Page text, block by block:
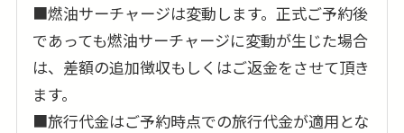
■燃油サーチャージは変動します。正式ご予約後
であっても燃油サーチャージに変動が生じた場合
は、差額の追加徴収もしくはご返金をさせて頂き
ます。
■旅行代金はご予約時点での旅行代金が適用とな